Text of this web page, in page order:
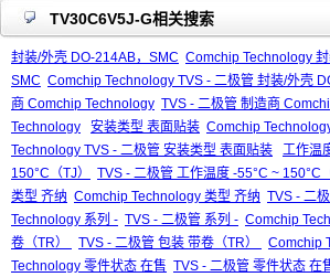
TV30C6V5J-G相关搜索
封装/外壳 DO-214AB，SMC Comchip Technology
SMC Comchip Technology TVS - 二极管 封装/外壳
商 Comchip Technology TVS - 二极管 制造商
Technology
安装类型 表面贴装 Comchip
Technology TVS - 二极管 安装类型 表面贴装
工作温
150°C（TJ）
TVS - 二极管 工作温度 -55°C ~ 150°C
类型 齐纳 Comchip Technology 类型 齐纳 TVS - 二
Technology 系列 - TVS - 二极管 系列 - Comchip
卷（TR）
TVS - 二极管 包装 带卷（TR）
Comchip
Technology 零件状态 在售 TVS - 二极管 零件状态 在